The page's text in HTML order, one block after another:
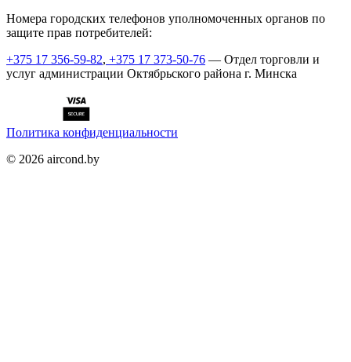
Номера городских телефонов уполномоченных органов по
защите прав потребителей:
+375 17 356-59-82, +375 17 373-50-76 — Отдел торговли и
услуг администрации Октябрьского района г. Минска
Политика конфиденциальности
© 2026 aircond.by